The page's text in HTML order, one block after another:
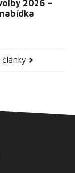
2026 –
články